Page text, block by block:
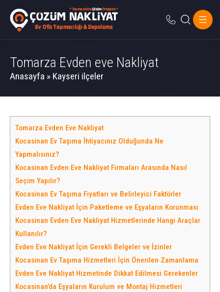
Tomarza Evden eve Nakliyat
Anasayfa » Kayseri ilçeler
Tomarza Evden Eve Nakliyat
Kocasinan Ev Taşıma İhtiyacınız Olduğunda Ne
Yapmalısınız?
Kocasinan Evden Eve Nakliyat Firmaları Arasında Nasıl
Seçim Yapılır?
Kocasinan Ev Taşıma Fiyatları ve Belirleyici Faktörler
Evden Eve Nakliyat İçin Paketleme ve Eşyaların Korunması
Kocasinan Evden Eve Nakliyat Hizmetlerinde Hangi Araçlar
Kullanılır?
Evden Eve Nakliyat İçin Gerekli Belgeler ve İzinler
Kocasinan Ev Taşıma Hizmetleri İçin Önerilen Zamanlama
Evden Eve Nakliyat Hizmetinde Dikkat Edilmesi Gerekenler
Kocasinan’da Eşyaların Kurulum ve Montaj Hizmetleri